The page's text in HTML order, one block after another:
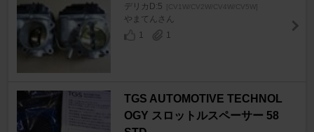
デリカD:5 [CV1W/CV2W/CV4W/CV5W]
やまてんさん
1
1
TGS AUTOMOTIVE TECHNOL
OGY スロットルスペーサー 58